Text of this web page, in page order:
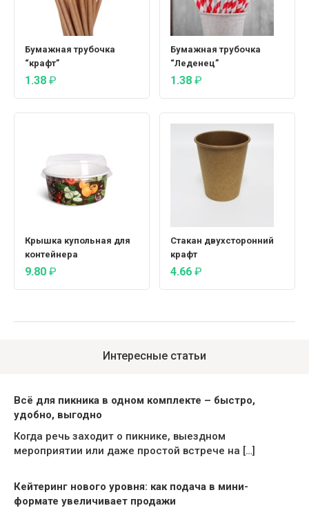
Бумажная трубочка
“крафт”
1.38 ₽
Бумажная трубочка
“Леденец”
1.38 ₽
Крышка купольная для
контейнера
9.80 ₽
Стакан двухсторонний
крафт
4.66 ₽
Интересные статьи
Всё для пикника в одном комплекте – быстро,
удобно, выгодно
Когда речь заходит о пикнике, выездном
мероприятии или даже простой встрече на […]
Кейтеринг нового уровня: как подача в мини-
формате увеличивает продажи